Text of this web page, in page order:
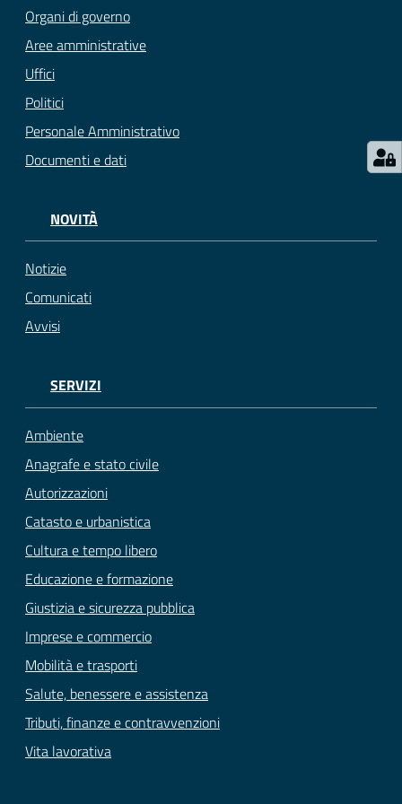
Organi di governo
Aree amministrative
Uffici
Politici
Personale Amministrativo
Documenti e dati
NOVITÀ
Notizie
Comunicati
Avvisi
SERVIZI
Ambiente
Anagrafe e stato civile
Autorizzazioni
Catasto e urbanistica
Cultura e tempo libero
Educazione e formazione
Giustizia e sicurezza pubblica
Imprese e commercio
Mobilità e trasporti
Salute, benessere e assistenza
Tributi, finanze e contravvenzioni
Vita lavorativa